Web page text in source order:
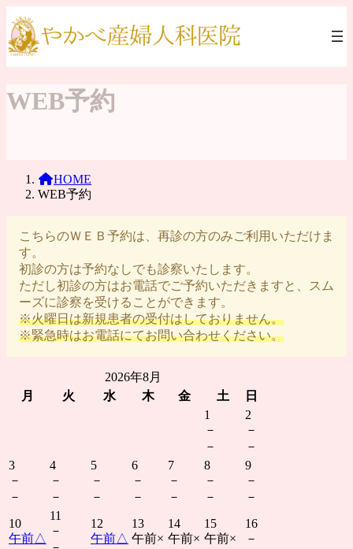
ン
テ
へ
ス
ビ
ゲ
ョ
ン
WEB予約
HOME
WEB予約
こちらのＷＥＢ予約は、再診の方のみご利用いただけま
す。
初診の方は予約なしでも診察いたします。
ただし初診の方はお電話でご予約いただきますと、スム
ーズに診察を受けることができます。
※火曜日は新規患者の受付はしておりません。
※緊急時はお電話にてお問い合わせください。
2026年8月
月
火 水 木 金 土
日
1
－
－
2
－
－
3
－
－
4
－
－
5
－
－
6
－
－
7
－
－
8
－
－
9
－
－
10
午前△
11
－
12
午前△
13
午前×
14
午前×
15
午前×
16
－